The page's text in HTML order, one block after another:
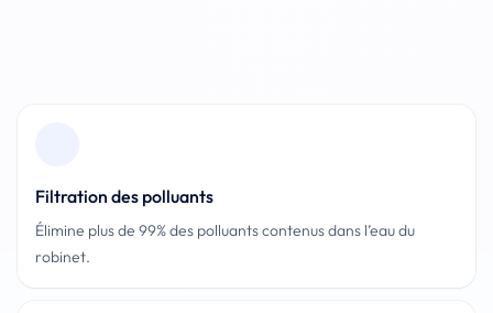
Filtration des polluants
Élimine plus de 99% des polluants contenus dans l’eau du
robinet.